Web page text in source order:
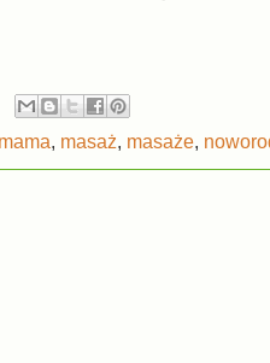
mama, masaż, masaże,